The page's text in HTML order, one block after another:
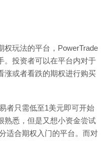
权玩法的平台，PowerTrade
。投资者可以在平台内对于
涨或者看跌的期权进行购买
者只需低至1美元即可开始
熟悉，但是又想小资金尝试
适合期权入门的平台。而对